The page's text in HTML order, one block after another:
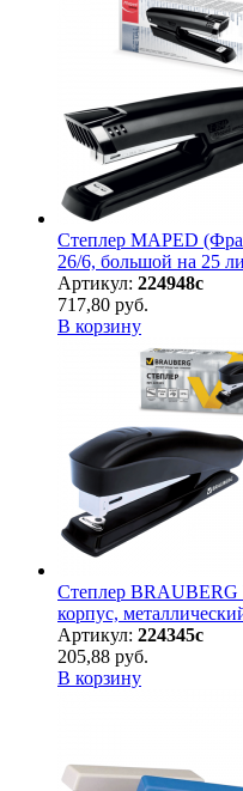
Степлер MAPED
26/6, большой на 25
Артикул: 224948с
717,80 руб.
В корзину
Степлер BRAUBERG
корпус,
Артикул: 224345с
205,88 руб.
В корзину